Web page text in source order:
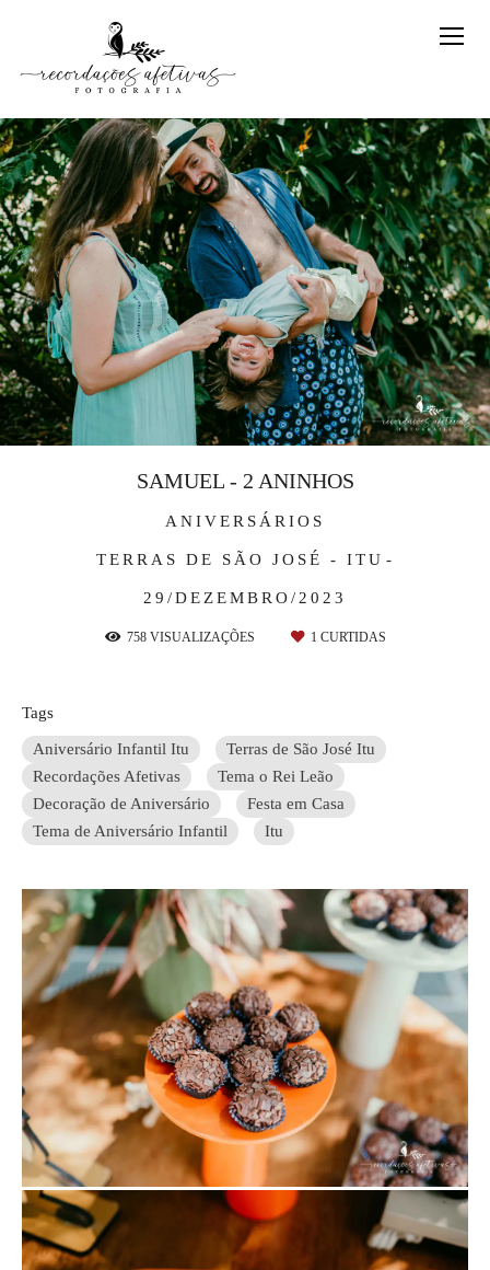
ANIVERSÁRIOS
TERRAS DE SÃO JOSÉ - ITU
29/DEZEMBRO/2023
SAMUEL - 2 ANINHOS
758VISUALIZAÇÕES 1 CURTIDAS
Tags
Aniversário Infantil Itu
Terras de São José Itu
Recordações Afetivas
Tema o Rei Leão
Decoração de Aniversário
Festa em Casa
Tema de Aniversário Infantil
Itu